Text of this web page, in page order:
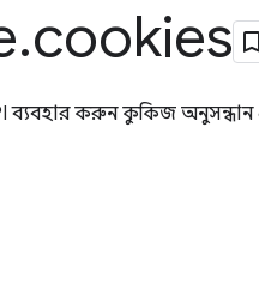
.cookies
ব্যবহার করুন কুকিজ অনুসন্ধান